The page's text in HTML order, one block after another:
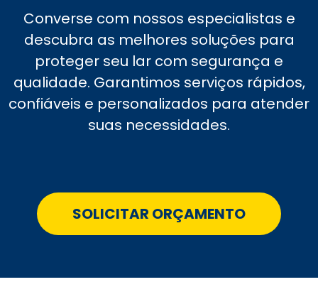
Converse com nossos especialistas e
descubra as melhores soluções para
proteger seu lar com segurança e
qualidade. Garantimos serviços rápidos,
confiáveis e personalizados para atender
suas necessidades.
SOLICITAR ORÇAMENTO